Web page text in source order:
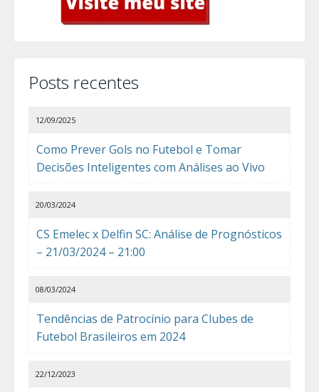
Posts recentes
Como Prever Gols no Futebol e Tomar
Decisões Inteligentes com Análises ao Vivo
12/09/2025
CS Emelec x Delfin SC: Análise de Prognósticos
– 21/03/2024 – 21:00
20/03/2024
Tendências de Patrocínio para Clubes de
Futebol Brasileiros em 2024
08/03/2024
22/12/2023